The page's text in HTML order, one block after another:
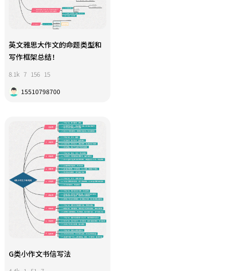
英文雅思大作文的命题类型和
写作框架总结！
8.1k 7 156 15
15510798700
G类小作文书信写法